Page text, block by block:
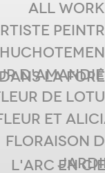
ALL
LA
DE
ET
FLORAISON
L'ARC EN
别
ET